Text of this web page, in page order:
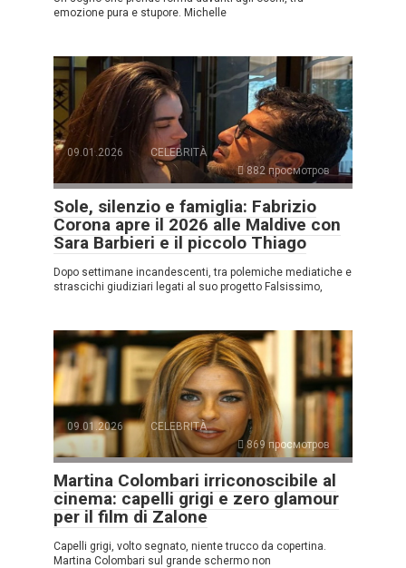
emozione pura e stupore. Michelle
09.01.2026
CELEBRITÀ
882 просмотров
Sole, silenzio e famiglia: Fabrizio
Corona apre il 2026 alle Maldive con
Sara Barbieri e il piccolo Thiago
Dopo settimane incandescenti, tra polemiche mediatiche e
strascichi giudiziari legati al suo progetto Falsissimo,
09.01.2026
CELEBRITÀ
869 просмотров
Martina Colombari irriconoscibile al
cinema: capelli grigi e zero glamour
per il film di Zalone
Capelli grigi, volto segnato, niente trucco da copertina.
Martina Colombari sul grande schermo non